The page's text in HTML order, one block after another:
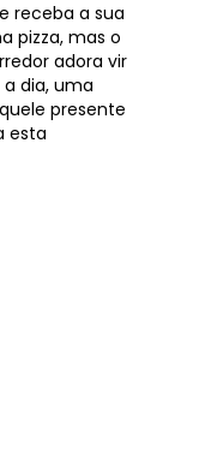
receba a sua
pizza, mas o
adora vir
dia, uma
presente
esta